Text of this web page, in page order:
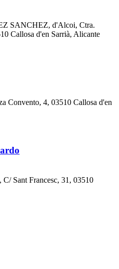
SANCHEZ, d'Alcoi, Ctra.
Callosa d'en Sarrià, Alicante
Convento, 4, 03510 Callosa d'en
Sant Francesc, 31, 03510